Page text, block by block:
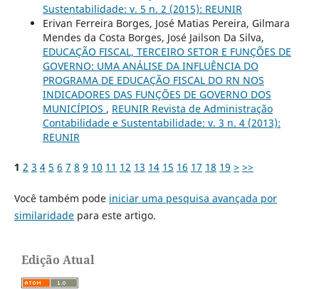
Sustentabilidade: v. 5 n. 2 (2015): REUNIR
Erivan Ferreira Borges, José Matias Pereira, Gilmara
Mendes da Costa Borges, José Jailson Da Silva,
EDUCAÇÃO FISCAL, TERCEIRO SETOR E FUNÇÕES DE
GOVERNO: UMA ANÁLISE DA INFLUÊNCIA DO
PROGRAMA DE EDUCAÇÃO FISCAL DO RN NOS
INDICADORES DAS FUNÇÕES DE GOVERNO DOS
MUNICÍPIOS , REUNIR Revista de Administração
Contabilidade e Sustentabilidade: v. 3 n. 4 (2013):
REUNIR
1 2 3 4 5 6 7 8 9 10 11 12 13 14 15 16 17 18 19 > >>
Você também pode iniciar uma pesquisa avançada por
similaridadepara este artigo.
Edição Atual